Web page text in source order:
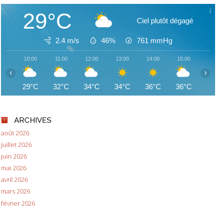
29°C Ciel plutôt dégagé
2.4 m/s 46% 761 mmHg
10:00
29°C
11:00
32°C
12:00
34°C
13:00
34°C
14:00
36°C
15:00
36°C
‹ ›
ARCHIVES
août 2026
juillet 2026
juin 2026
mai 2026
avril 2026
mars 2026
février 2026